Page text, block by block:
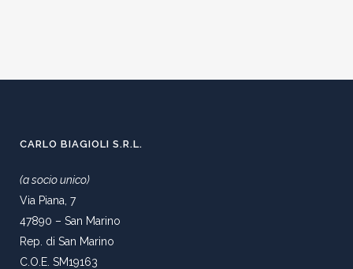
CARLO BIAGIOLI S.R.L.
(a socio unico)
Via Piana, 7
47890 – San Marino
Rep. di San Marino
C.O.E. SM19163